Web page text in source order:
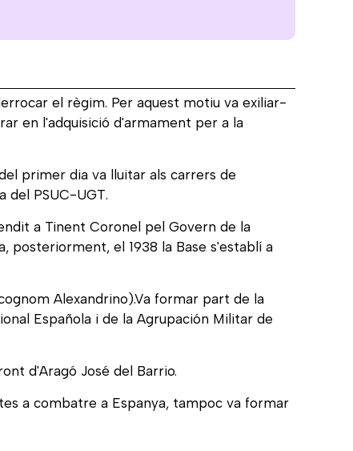
el règim. Per aquest motiu va exiliar-
en l'adquisició d'armament per a la
primer dia va lluitar als carrers de
del PSUC-UGT.
a Tinent Coronel pel Govern de la
posteriorment, el 1938 la Base s'establí a
Alexandrino).Va formar part de la
Española i de la Agrupación Militar de
d'Aragó José del Barrio.
a combatre a Espanya, tampoc va formar